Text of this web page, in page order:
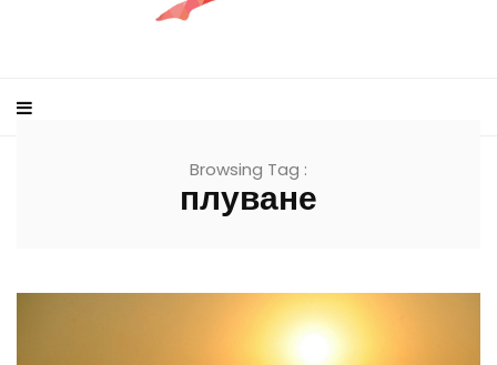
Browsing Tag :
плуване